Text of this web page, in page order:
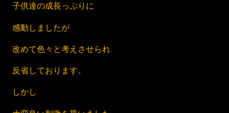
子供達の成長っぷりに
感動しましたが
改めて色々と考えさせられ
反省しております。
しかし